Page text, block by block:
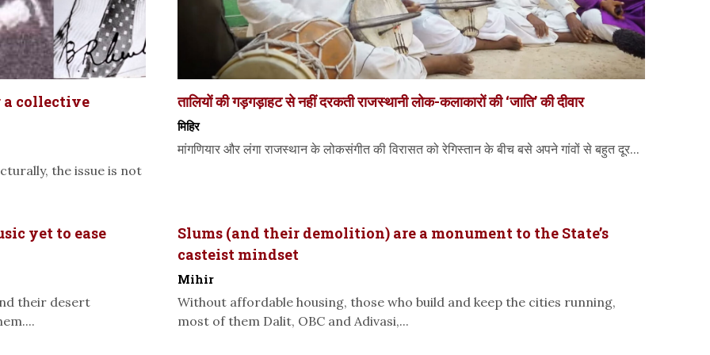
a collective
the issue is not
तालियों की गड़गड़ाहट से नहीं दरकती राजस्थानी लोक-कलाकारों की ‘जाति’ की दीवार
मिहिर
मांगणियार और लंगा राजस्थान के लोकसंगीत की विरासत को रेगिस्तान के बीच बसे अपने गांवों से बहुत दूर...
yet to ease
their desert
Slums (and their demolition) are a monument to the State’s
casteist mindset
Mihir
Without affordable housing, those who build and keep the cities running,
most of them Dalit, OBC and Adivasi,...